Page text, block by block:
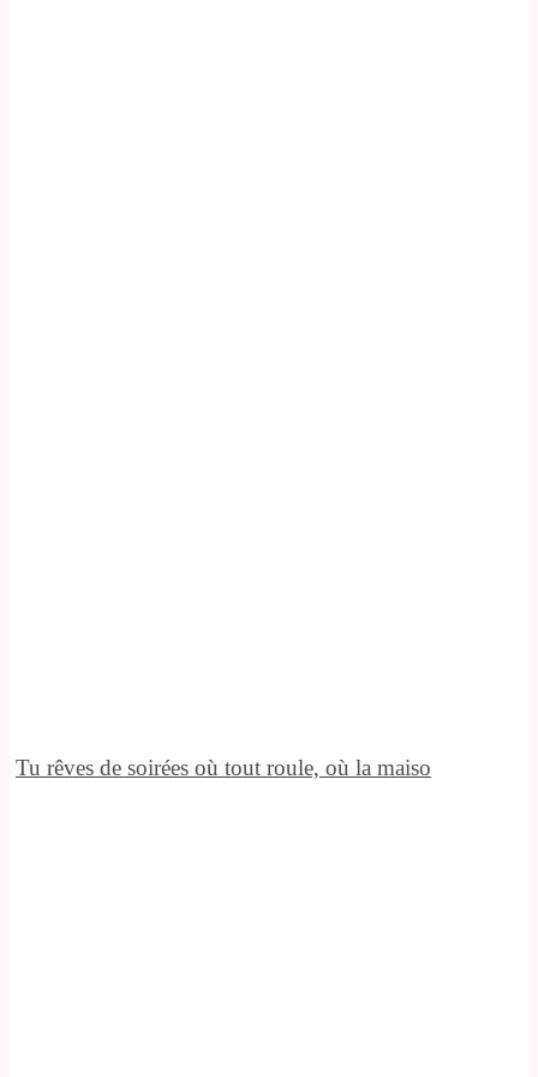
Tu rêves de soirées où tout roule, où la maiso